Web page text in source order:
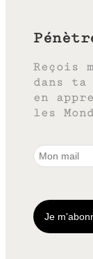
Reçois
dans
en
les